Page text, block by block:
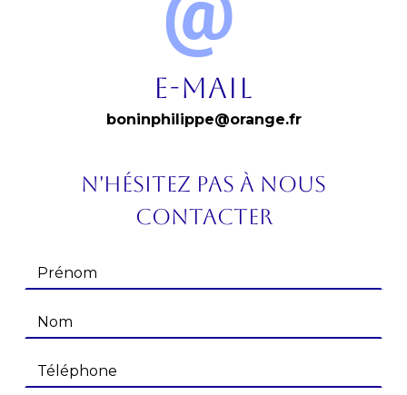
E-mail
boninphilippe@orange.fr
N'hésitez pas à nous
contacter